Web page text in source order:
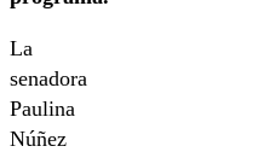
La
senadora
Paulina
Núñez